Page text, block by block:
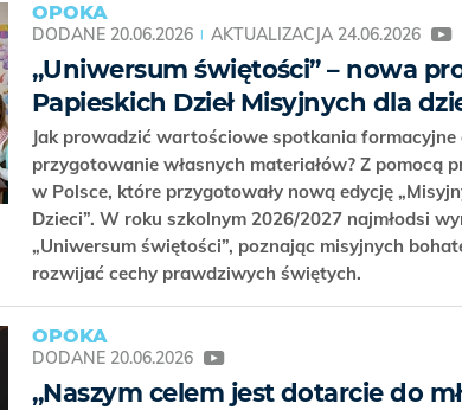
OPOKA
DODANE 20.06.2026 AKTUALIZACJA 24.06.2026
„Uniwersum świętości” – nowa
Papieskich Dzieł Misyjnych dla
Jak prowadzić wartościowe spotkania
przygotowanie własnych materiałów? Z pomocą
w Polsce, które przygotowały nową edycję
Dzieci”. W roku szkolnym 2026/2027 najmłodsi
„Uniwersum świętości”, poznając misyjnych
rozwijać cechy prawdziwych świętych.
OPOKA
DODANE 20.06.2026
„Naszym celem jest dotarcie do